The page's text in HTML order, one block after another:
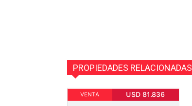
PROPIEDADES RELACIONADAS
VENTA USD 81.836